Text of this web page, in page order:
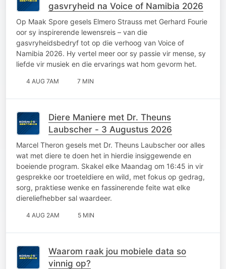
gasvryheid na Voice of Namibia 2026
Op Maak Spore gesels Elmero Strauss met Gerhard Fourie
oor sy inspirerende lewensreis – van die
gasvryheidsbedryf tot op die verhoog van Voice of
Namibia 2026. Hy vertel meer oor sy passie vir mense, sy
liefde vir musiek en die ervarings wat hom gevorm het.
4 AUG 7AM 7 MIN
Diere Maniere met Dr. Theuns
Laubscher - 3 Augustus 2026
Marcel Theron gesels met Dr. Theuns Laubscher oor alles
wat met diere te doen het in hierdie insiggewende en
boeiende program. Skakel elke Maandag om 16:45 in vir
gesprekke oor troeteldiere en wild, met fokus op gedrag,
sorg, praktiese wenke en fassinerende feite wat elke
diereliefhebber sal waardeer.
4 AUG 2AM 5 MIN
Waarom raak jou mobiele data so
vinnig op?